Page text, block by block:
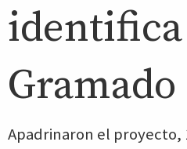
identifica
Gramado
Apadrinaron el proyecto,